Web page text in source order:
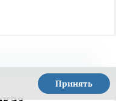
Принять